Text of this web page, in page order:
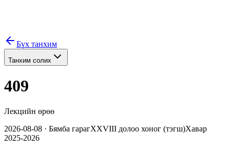
Бүх танхим
Танхим солих
409
Лекцийн өрөө
2026-08-08 · Бямба гарагXXVIII долоо хоног (тэгш)Хавар
2025-2026